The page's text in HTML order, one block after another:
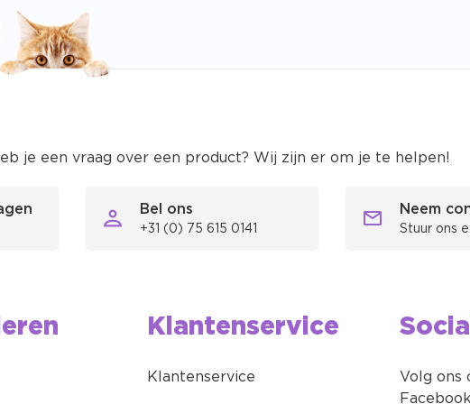
je een vraag over een product? Wij zijn er om je te helpen!
Bel ons
+31 (0) 75 615 0141
Neem
Stuur ons
Klantenservice
Klantenservice
Volg ons
Facebook